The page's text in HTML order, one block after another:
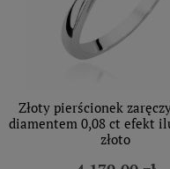
Złoty pierścionek
diamentem 0,08 ct efekt
złoto